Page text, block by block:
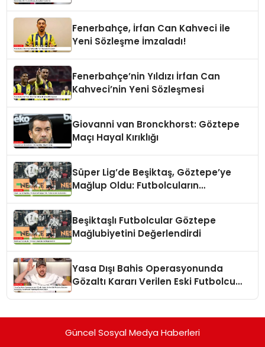
Fenerbahçe, İrfan Can Kahveci ile
Yeni Sözleşme İmzaladı!
Fenerbahçe’nin Yıldızı İrfan Can
Kahveci’nin Yeni Sözleşmesi
Giovanni van Bronckhorst: Göztepe
Maçı Hayal Kırıklığı
Süper Lig’de Beşiktaş, Göztepe’ye
Mağlup Oldu: Futbolcuların
Beşiktaşlı Futbolcular Göztepe
Mağlubiyetini Değerlendirdi
Yasa Dışı Bahis Operasyonunda
Gözaltı Kararı Verilen Eski Futbolcu
Güncel Sosyal Medya Haberleri